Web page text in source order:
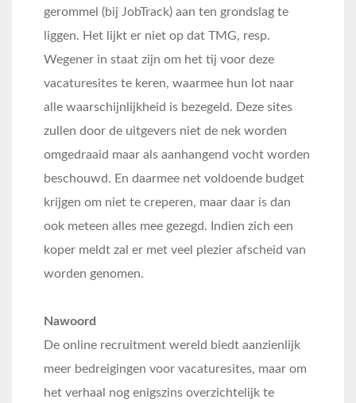
gerommel (bij JobTrack) aan ten grondslag te
liggen. Het lijkt er niet op dat TMG, resp.
Wegener in staat zijn om het tij voor deze
vacaturesites te keren, waarmee hun lot naar
alle waarschijnlijkheid is bezegeld. Deze sites
zullen door de uitgevers niet de nek worden
omgedraaid maar als aanhangend vocht worden
beschouwd. En daarmee net voldoende budget
krijgen om niet te creperen, maar daar is dan
ook meteen alles mee gezegd. Indien zich een
koper meldt zal er met veel plezier afscheid van
worden genomen.
Nawoord
De online recruitment wereld biedt aanzienlijk
meer bedreigingen voor vacaturesites, maar om
het verhaal nog enigszins overzichtelijk te